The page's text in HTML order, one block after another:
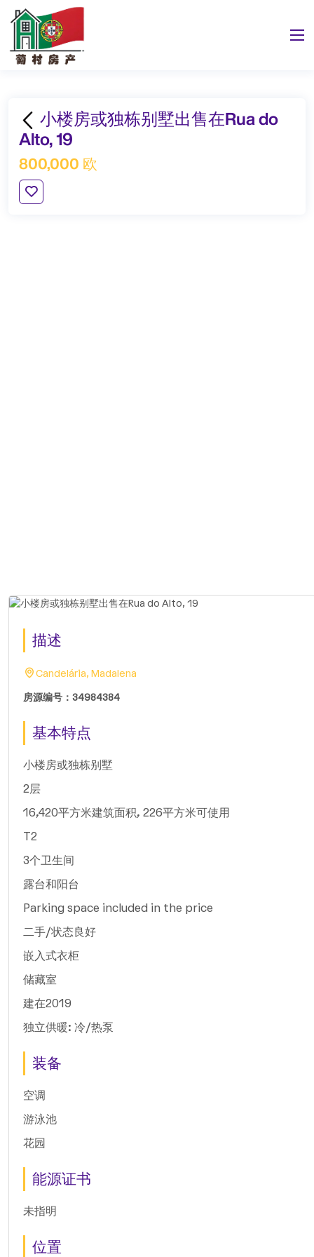
小楼房或独栋别墅出售在Rua do
Alto, 19
800,000 欧
描述
Candelária, Madalena
房源编号：34984384
基本特点
小楼房或独栋别墅
2层
16,420平方米建筑面积, 226平方米可使用
T2
3个卫生间
露台和阳台
Parking space included in the price
二手/状态良好
嵌入式衣柜
储藏室
建在2019
独立供暖: 冷/热泵
装备
空调
游泳池
花园
能源证书
未指明
位置